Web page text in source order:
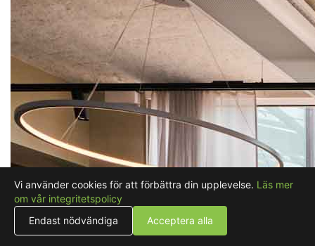
Vi använder cookies för att förbättra din upplevelse. Läs mer
om vår integritetspolicy
Endast nödvändiga
Acceptera alla